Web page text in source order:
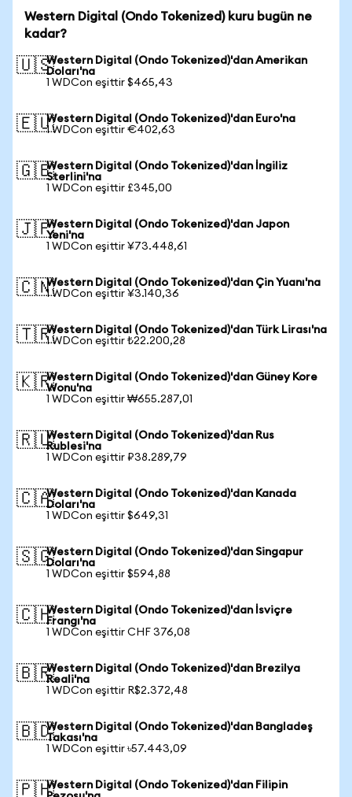
Western Digital (Ondo Tokenized) kuru bugün ne
kadar?
🇺🇸Western Digital (Ondo Tokenized)'dan Amerikan
Doları'na
1 WDCon eşittir $465,43
🇪🇺Western Digital (Ondo Tokenized)'dan Euro'na
1 WDCon eşittir €402,63
🇬🇧Western Digital (Ondo Tokenized)'dan İngiliz
Sterlini'na
1 WDCon eşittir £345,00
🇯🇵Western Digital (Ondo Tokenized)'dan Japon
Yeni'na
1 WDCon eşittir ¥73.448,61
🇨🇳Western Digital (Ondo Tokenized)'dan Çin Yuanı'na
1 WDCon eşittir ¥3.140,36
🇹🇷Western Digital (Ondo Tokenized)'dan Türk Lirası'na
1 WDCon eşittir ₺22.200,28
🇰🇷Western Digital (Ondo Tokenized)'dan Güney Kore
Wonu'na
1 WDCon eşittir ₩655.287,01
🇷🇺Western Digital (Ondo Tokenized)'dan Rus
Rublesi'na
1 WDCon eşittir ₽38.289,79
🇨🇦Western Digital (Ondo Tokenized)'dan Kanada
Doları'na
1 WDCon eşittir $649,31
🇸🇬Western Digital (Ondo Tokenized)'dan Singapur
Doları'na
1 WDCon eşittir $594,88
🇨🇭Western Digital (Ondo Tokenized)'dan İsviçre
Frangı'na
1 WDCon eşittir CHF 376,08
🇧🇷Western Digital (Ondo Tokenized)'dan Brezilya
Reali'na
1 WDCon eşittir R$2.372,48
🇧🇩Western Digital (Ondo Tokenized)'dan Bangladeş
Takası'na
1 WDCon eşittir ৳57.443,09
🇵🇭Western Digital (Ondo Tokenized)'dan Filipin